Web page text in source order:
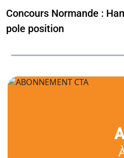
Concours Normande :
pole position